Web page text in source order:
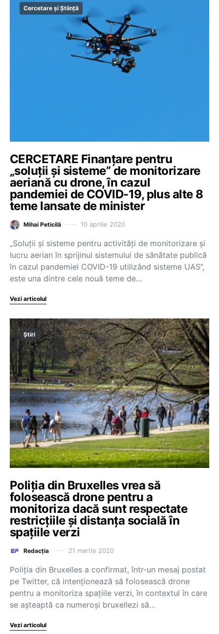
Cercetare și Știință
CERCETARE Finanțare pentru
„soluții și sisteme” de monitorizare
aeriană cu drone, în cazul
pandemiei de COVID-19, plus alte 8
teme lansate de minister
Mihai Peticilă 10 aprilie 2020
„Soluții și sisteme pentru activități de monitorizare și
lucru aerian în sprijinul sistemului de sănătate publică
în cazul pandemiei COVID-19 utilizând sisteme UAS”,
este una dintre cele nouă teme de…
Vezi articolul
Știri
Poliția din Bruxelles vrea să
folosească drone pentru a
monitoriza dacă sunt respectate
restricțiile și distanța socială în
spațiile verzi
Redacția 21 martie 2020
Poliția din Bruxelles a confirmat, într-un mesaj postat
pe Twitter, că intenționează să folosească drone
pentru a monitoriza spațiile verzi, în contextul în care
se așteaptă ca numeroși bruxellezi să…
Vezi articolul